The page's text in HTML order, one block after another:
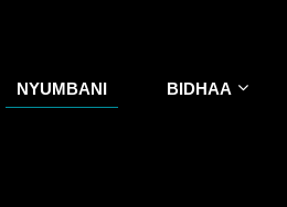
NYUMBANI BIDHAA